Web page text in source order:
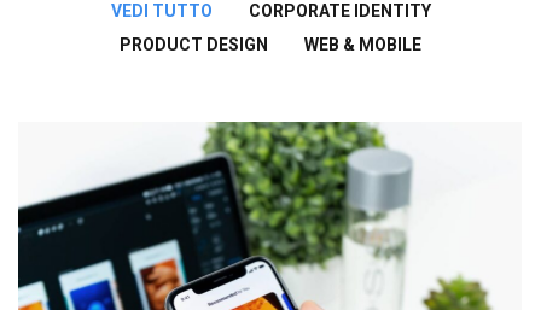
VEDI TUTTO
CORPORATE IDENTITY
PRODUCT DESIGN
WEB & MOBILE